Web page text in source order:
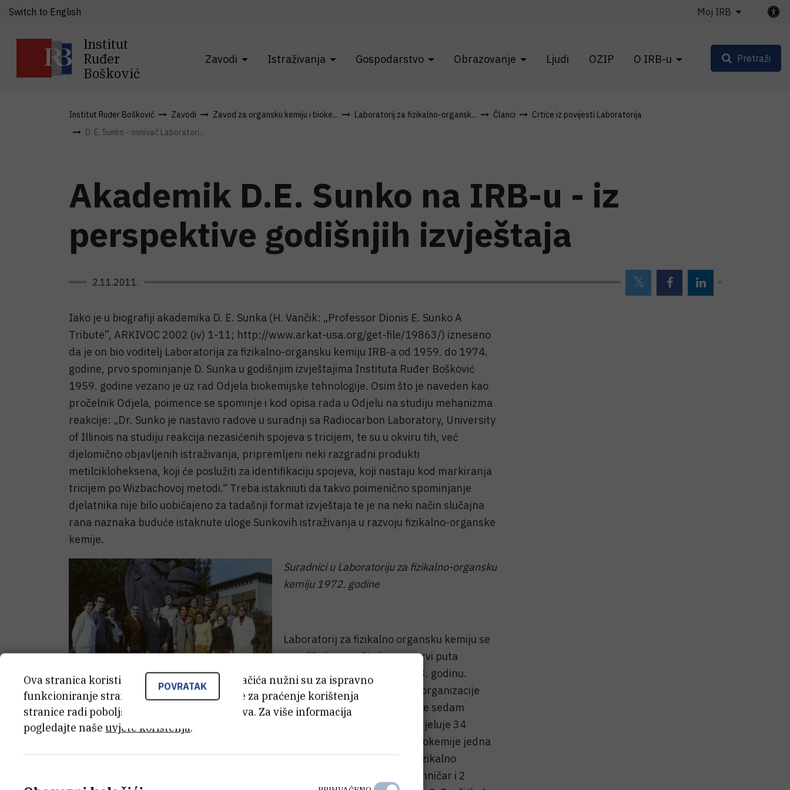
Institut
Ruđer
Bošković
Zavodi Istraživanja Gospodarstvo Obrazovanje Ljudi OZIP O IRB-u
Switch to English Moj IRB
Pretraži
Institut Ruđer Bošković Zavodi Zavod za organsku kemiju i bioke... Laboratorij za fizikalno-organsk... Članci
Crtice iz povijesti Laboratorija
D. E. Sunko - osnivač Laboratori...
Akademik D.E. Sunko na IRB-u - iz
perspektive godišnjih izvještaja
2.11.2011.
Iako je u biografiji akademika D. E. Sunka (H. Vančik: „Professor Dionis E. Sunko A
Tribute”, ARKIVOC 2002 (iv) 1-11; http://www.arkat-usa.org/get-file/19863/) izneseno
da je on bio voditelj Laboratorija za fizikalno-organsku kemiju IRB-a od 1959. do 1974.
godine, prvo spominjanje D. Sunka u godišnjim izvještajima Instituta Ruđer Bošković
1959. godine vezano je uz rad Odjela biokemijske tehnologije. Osim što je naveden kao
pročelnik Odjela, poimence se spominje i kod opisa rada u Odjelu na studiju mehanizma
reakcije: „Dr. Sunko je nastavio radove u suradnji sa Radiocarbon Laboratory, University
of Illinois na studiju reakcija nezasićenih spojeva s tricijem, te su u okviru tih, već
djelomično objavljenih istraživanja, pripremljeni neki razgradni produkti
metilcikloheksena, koji će poslužiti za identifikaciju spojeva, koji nastaju kod markiranja
tricijem po Wizbachovoj metodi.“ Treba istakniuti da takvo poimenično spominjanje
djelatnika nije bilo uobičajeno za tadašnji format izvještaja te je na neki način slučajna
rana naznaka buduće istaknute uloge Sunkovih istraživanja u razvoju fizikalno-organske
kemije.
Suradnici u Laboratoriju za fizikalno-organsku
kemiju 1972. godine
Laboratorij za fizikalno organsku kemiju se
u godišnjim izvještajima po prvi puta
spominje u izvještaju za 1963. godinu.
Naime te godine dolazi do reorganizacije
ustroja Instituta i formiraju se sedam
naučnih odjela unutar kojih djeluje 34
laboratorija odnosno radnih grupa. U sastavu Odjela organske kemije i biokemije jedna
od njegovih osnovnih organizacijskih jedinica formiran je Laboratorij za fizikalno
organsku kemiju. Te 1963. godine u laboratoriju rade 11 istraživača, 1 tehničar i 2
POVRATAK
Ova stranica koristi kolačiće. Neki od tih kolačića nužni su za ispravno
funkcioniranje stranice, dok se drugi koriste za praćenje korištenja
stranice radi poboljšanja korisničkog iskustva. Za više informacija
pogledajte naše uvjete korištenja.